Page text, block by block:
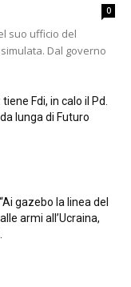
0
suo ufficio del
Dal governo
Fdi, in calo il Pd.
lunga di Futuro
gazebo la linea del
armi all’Ucraina,